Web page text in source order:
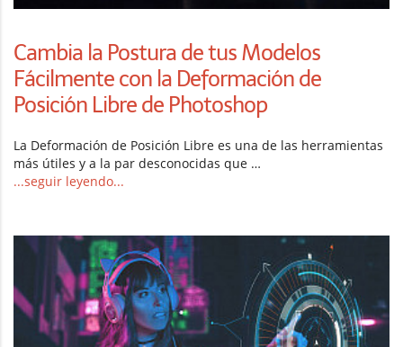
Cambia la Postura de tus Modelos
Fácilmente con la Deformación de
Posición Libre de Photoshop
La Deformación de Posición Libre es una de las herramientas
más útiles y a la par desconocidas que …
...seguir leyendo...